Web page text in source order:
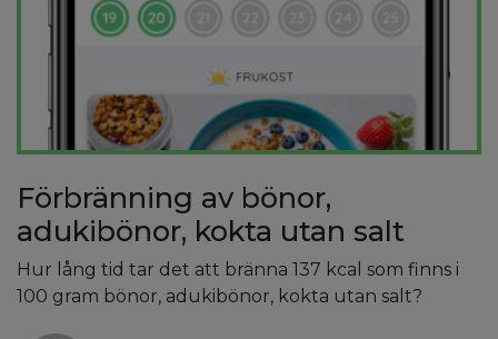
Förbränning av bönor,
adukibönor, kokta utan salt
Hur lång tid tar det att bränna 137 kcal som finns i
100 gram bönor, adukibönor, kokta utan salt?